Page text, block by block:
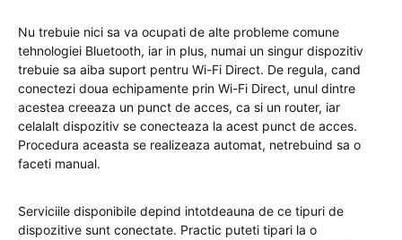
Nu trebuie nici sa va ocupati de alte probleme comune
tehnologiei Bluetooth, iar in plus, numai un singur dispozitiv
trebuie sa aiba suport pentru Wi-Fi Direct. De regula, cand
conectezi doua echipamente prin Wi-Fi Direct, unul dintre
acestea creeaza un punct de acces, ca si un router, iar
celalalt dispozitiv se conecteaza la acest punct de acces.
Procedura aceasta se realizeaza automat, netrebuind sa o
faceti manual.
Serviciile disponibile depind intotdeauna de ce tipuri de
dispozitive sunt conectate. Practic puteti tipari la o